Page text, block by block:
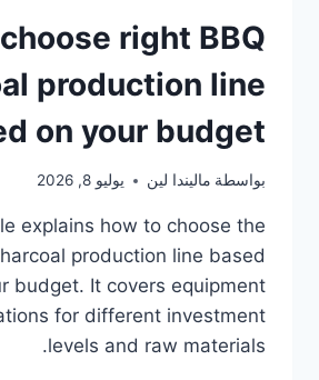
right BBQ
production line
on your budget?
بواسطة ماليندا لين يوليو 8, 2026
explains how to choose the
production line based
budget. It covers equipment
for different investment
levels and raw materials.